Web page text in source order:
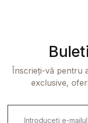
Înscrieți-vă pentru
exclusive,